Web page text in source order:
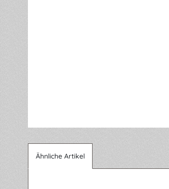
Ähnliche Artikel